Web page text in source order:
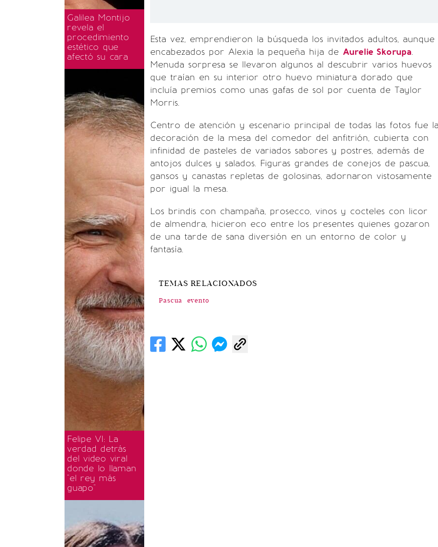
Galilea Montijo
revela el
procedimiento
estético que
afectó su cara
Felipe VI: La
verdad detrás
del video viral
donde lo llaman
"el rey más
guapo"
Esta vez, emprendieron la búsqueda los invitados adultos, aunque
encabezados por Alexia la pequeña hija de Aurelie Skorupa.
Menuda sorpresa se llevaron algunos al descubrir varios huevos
que traían en su interior otro huevo miniatura dorado que
incluía premios como unas gafas de sol por cuenta de Taylor
Morris.
Centro de atención y escenario principal de todas las fotos fue la
decoración de la mesa del comedor del anfitrión, cubierta con
infinidad de pasteles de variados sabores y postres, además de
antojos dulces y salados. Figuras grandes de conejos de pascua,
gansos y canastas repletas de golosinas, adornaron vistosamente
por igual la mesa.
Los brindis con champaña, prosecco, vinos y cocteles con licor
de almendra, hicieron eco entre los presentes quienes gozaron
de una tarde de sana diversión en un entorno de color y
fantasía.
TEMAS RELACIONADOS
Pascua evento